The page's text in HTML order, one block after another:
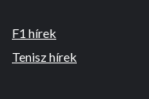
F1 hírek
Tenisz hírek